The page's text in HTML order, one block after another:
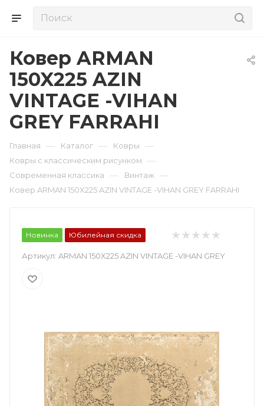
Ковер ARMAN
150X225 AZIN
VINTAGE -VIHAN
GREY FARRAHI
Главная — Каталог — Ковры —
Ковры с классическим рисунком —
Современная классика — Винтаж —
Ковер ARMAN 150X225 AZIN VINTAGE -VIHAN GREY FARRAHI
Новинка Юбилейная скидка
Артикул: ARMAN 150X225 AZIN VINTAGE -VIHAN GREY